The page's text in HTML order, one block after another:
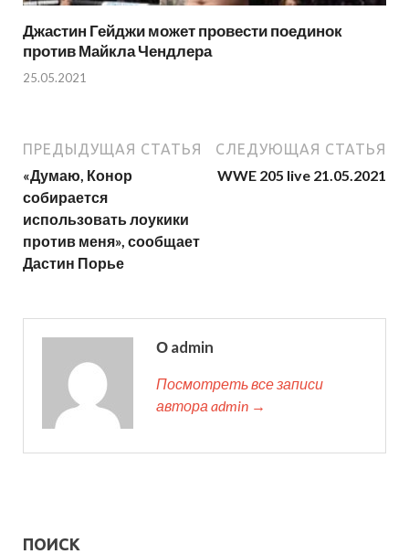
Джастин Гейджи может провести поединок
против Майкла Чендлера
25.05.2021
ПРЕДЫДУЩАЯ СТАТЬЯ
«Думаю, Конор
собирается
использовать лоукики
против меня», сообщает
Дастин Порье
СЛЕДУЮЩАЯ СТАТЬЯ
WWE 205 live 21.05.2021
О admin
Посмотреть все записи
автора admin →
ПОИСК